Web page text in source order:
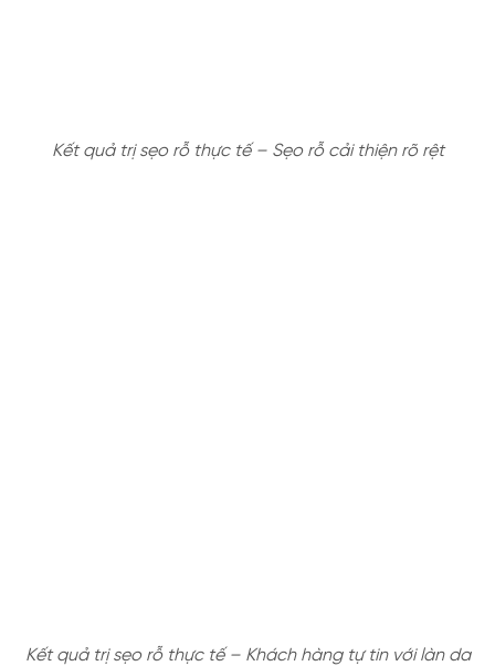
Kết quả trị sẹo rỗ thực tế – Sẹo rỗ cải thiện rõ rệt
Kết quả trị sẹo rỗ thực tế – Khách hàng tự tin với làn da